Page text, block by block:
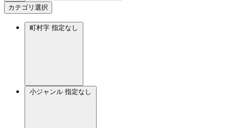
カテゴリ選択
町村字 指定なし
小ジャンル 指定なし